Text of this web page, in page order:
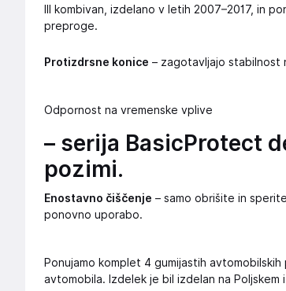
III kombivan, izdelano v letih 2007–2017, in
preproge.
Protizdrsne konice – zagotavljajo stabilnost
Odpornost na vremenske vplive
– serija BasicProtect
pozimi.
Enostavno čiščenje – samo obrišite in
ponovno uporabo.
Ponujamo komplet 4 gumijastih
avtomobila. Izdelek je bil izdelan na